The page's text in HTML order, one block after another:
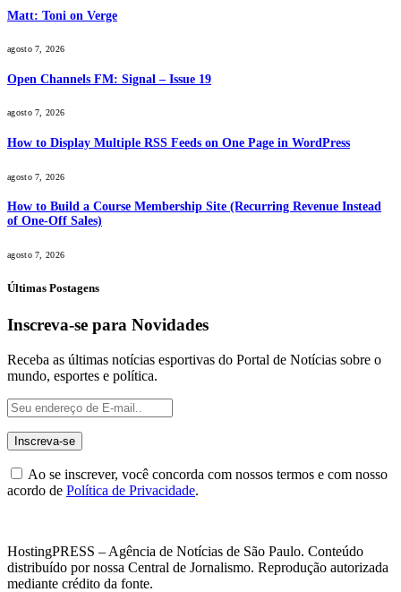
Matt: Toni on Verge
agosto 7, 2026
Open Channels FM: Signal – Issue 19
agosto 7, 2026
How to Display Multiple RSS Feeds on One Page in WordPress
agosto 7, 2026
How to Build a Course Membership Site (Recurring Revenue Instead
of One-Off Sales)
agosto 7, 2026
Últimas Postagens
Inscreva-se para Novidades
Receba as últimas notícias esportivas do Portal de Notícias sobre o
mundo, esportes e política.
Ao se inscrever, você concorda com nossos termos e com nosso
acordo de Política de Privacidade.
HostingPRESS – Agência de Notícias de São Paulo. Conteúdo
distribuído por nossa Central de Jornalismo. Reprodução autorizada
mediante crédito da fonte.